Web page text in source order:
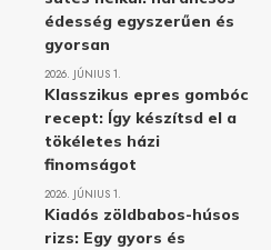
édesség egyszerűen és
gyorsan
2026. JÚNIUS 1.
Klasszikus epres gombóc
recept: Így készítsd el a
tökéletes házi
finomságot
2026. JÚNIUS 1.
Kiadós zöldbabos-húsos
rizs: Egy gyors és